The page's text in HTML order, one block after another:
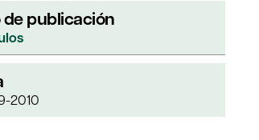
de publicación
2010